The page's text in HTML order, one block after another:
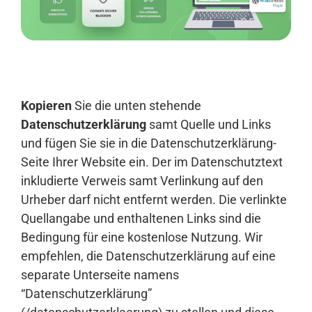
Anmelden
KopierenSie die unten stehende
Datenschutzerklärung samt Quelle und Links
und fügen Sie sie in die Datenschutzerklärung-
Seite Ihrer Website ein. Der im Datenschutztext
inkludierte Verweis samt Verlinkung auf den
Urheber darf nicht entfernt werden. Die verlinkte
Quellangabe und enthaltenen Links sind die
Bedingung für eine kostenlose Nutzung. Wir
empfehlen, die Datenschutzerklärung auf eine
separate Unterseite namens
“Datenschutzerklärung”